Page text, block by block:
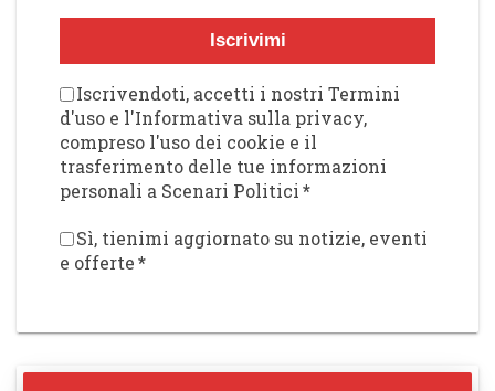
Iscrivimi
Iscrivendoti, accetti i nostri Termini
d'uso e l'Informativa sulla privacy,
compreso l'uso dei cookie e il
trasferimento delle tue informazioni
personali a Scenari Politici*
Sì, tienimi aggiornato su notizie, eventi
e offerte*